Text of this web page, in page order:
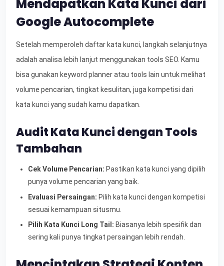
Mendapatkan Kata Kunci dari
Google Autocomplete
Setelah memperoleh daftar kata kunci, langkah selanjutnya
adalah analisa lebih lanjut menggunakan tools SEO. Kamu
bisa gunakan keyword planner atau tools lain untuk melihat
volume pencarian, tingkat kesulitan, juga kompetisi dari
kata kunci yang sudah kamu dapatkan.
Audit Kata Kunci dengan Tools
Tambahan
Cek Volume Pencarian: Pastikan kata kunci yang dipilih
punya volume pencarian yang baik.
Evaluasi Persaingan: Pilih kata kunci dengan kompetisi
sesuai kemampuan situsmu.
Pilih Kata Kunci Long Tail: Biasanya lebih spesifik dan
sering kali punya tingkat persaingan lebih rendah.